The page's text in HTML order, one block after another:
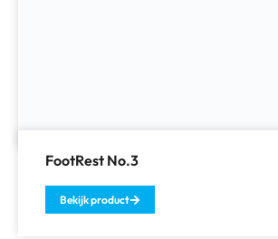
FootRest No.3
Bekijk product